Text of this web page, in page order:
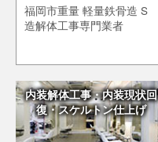
福岡市重量 軽量鉄骨造 S
造解体工事専門業者
内装解体工事・内装現状回
復・スケルトン仕上げ